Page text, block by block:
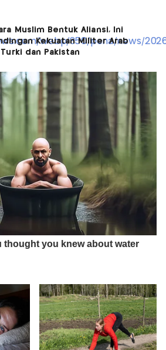
Muslim Bentuk Aliansi, Ini
Kekuatan Militer Arab
Turki dan Pakistan